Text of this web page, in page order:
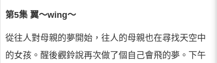
第5集 翼～wing～
從往人對母親的夢開始，往人的母親也在尋找天空中
的女孩。醒後觀鈴說再次做了個自己會飛的夢。下午